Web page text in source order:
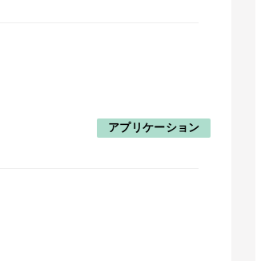
アプリケーション